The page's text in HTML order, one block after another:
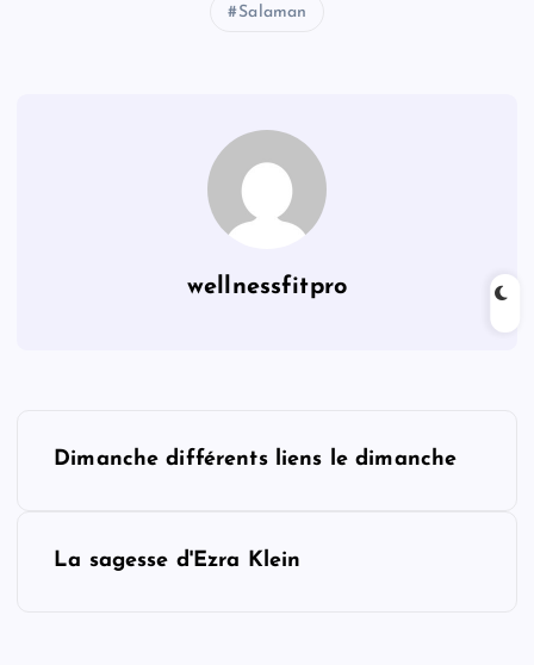
Salaman
wellnessfitpro
Dimanche différents liens le dimanche
La sagesse d'Ezra Klein